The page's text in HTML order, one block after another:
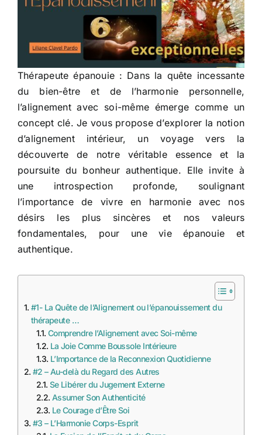
Thérapeute épanouie : Dans la quête incessante
du bien-être et de l’harmonie personnelle,
l’alignement avec soi-même émerge comme un
concept clé. Je vous propose d’explorer la notion
d’alignement intérieur, un voyage vers la
découverte de notre véritable essence et la
poursuite du bonheur authentique. Elle invite à
une introspection profonde, soulignant
l’importance de vivre en harmonie avec nos
désirs les plus sincères et nos valeurs
fondamentales, pour une vie épanouie et
authentique.
#1- La Quête de l’Alignement ou l’épanouissement du
thérapeute …
Comprendre l’Alignement avec Soi-même
La Joie Comme Boussole Intérieure
L’Importance de la Reconnexion Quotidienne
#2 – Au-delà du Regard des Autres
Se Libérer du Jugement Externe
Assumer Son Authenticité
Le Courage d’Être Soi
#3 – L’Harmonie Corps-Esprit